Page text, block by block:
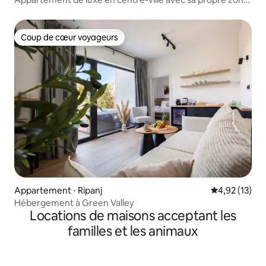
Coup de cœur voyageurs
Coup de cœur voyageurs
Appartement ⋅ Ripanj Évaluation
4,92 (13)
Hébergement à Green Valley
Locations de maisons acceptant les
familles et les animaux